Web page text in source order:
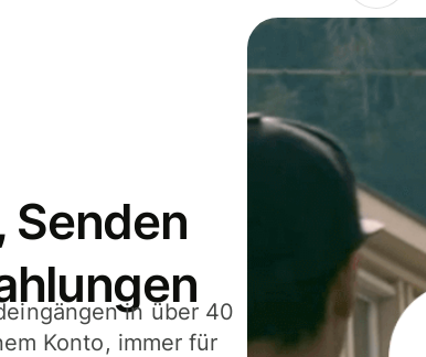
Senden
in über 40
Konto, immer für